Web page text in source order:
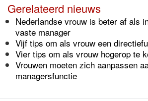
Gerelateerd nieuws
Nederlandse vrouw is beter af als
vaste manager
Vijf tips om als vrouw een
Vier tips om als vrouw hogerop te
Vrouwen moeten zich aanpassen
managersfunctie